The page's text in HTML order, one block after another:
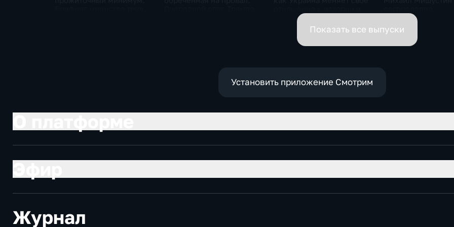
почему
обязанности вице-
премьеров
Показать все выпуски
Установить приложение Смотрим
Журнал